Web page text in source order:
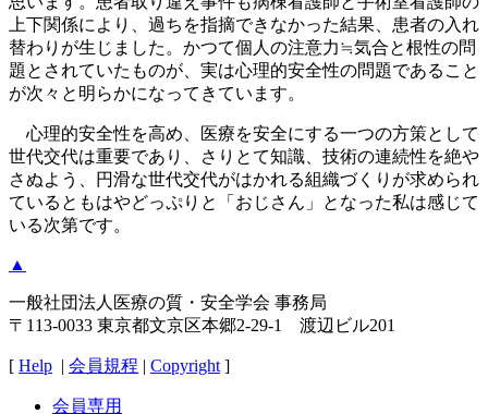
上下関係により、過ちを指摘できなかった結果、患者の入れ
替わりが生じました。かつて個人の注意力≒気合と根性の問
題とされていたものが、実は心理的安全性の問題であること
が次々と明らかになってきています。
心理的安全性を高め、医療を安全にする一つの方策として
世代交代は重要であり、さりとて知識、技術の連続性を絶や
さぬよう、円滑な世代交代がはかれる組織づくりが求められ
ているともはやどっぷりと「おじさん」となった私は感じて
いる次第です。
▲
一般社団法人医療の質・安全学会 事務局
〒113-0033 東京都文京区本郷2-29-1 渡辺ビル201
[ Help | 会員規程 | Copyright ]
会員専用